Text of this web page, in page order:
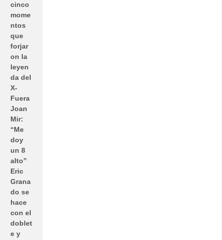
cinco
mome
ntos
que
forjar
on la
leyen
da del
X-
Fuera
Joan
Mir:
“Me
doy
un 8
alto”
Eric
Grana
do se
hace
con el
doblet
e y